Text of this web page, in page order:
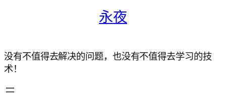
永夜
没有不值得去解决的问题，也没有不值得去学习的技
术！